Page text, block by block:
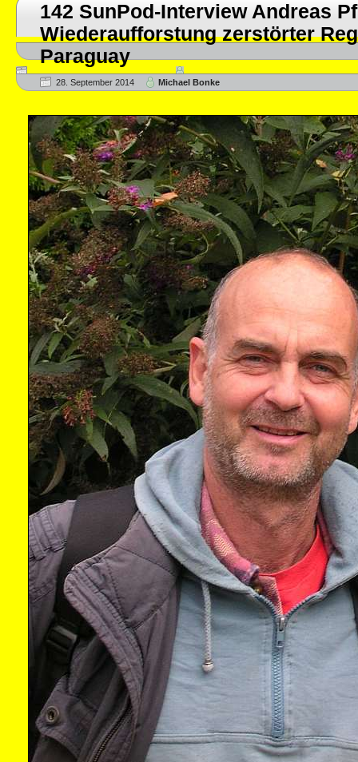
142 SunPod-Interview Andreas
Wiederaufforstung zerstörter
Paraguay
28. September 2014 Michael Bonke